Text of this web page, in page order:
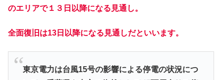
のエリアで１３日以降になる見通し。
全面復旧は13日以降になる見通しだといいます。
東京電力は台風15号の影響による停電の状況につ